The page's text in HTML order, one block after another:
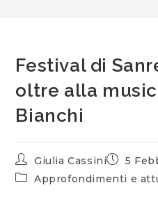
Festival di
oltre alla
Bianchi
Giulia Cassini
5
Approfondimenti e